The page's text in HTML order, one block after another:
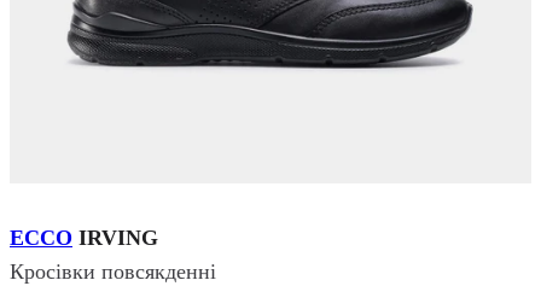
ECCO IRVING
Кросівки повсякденні